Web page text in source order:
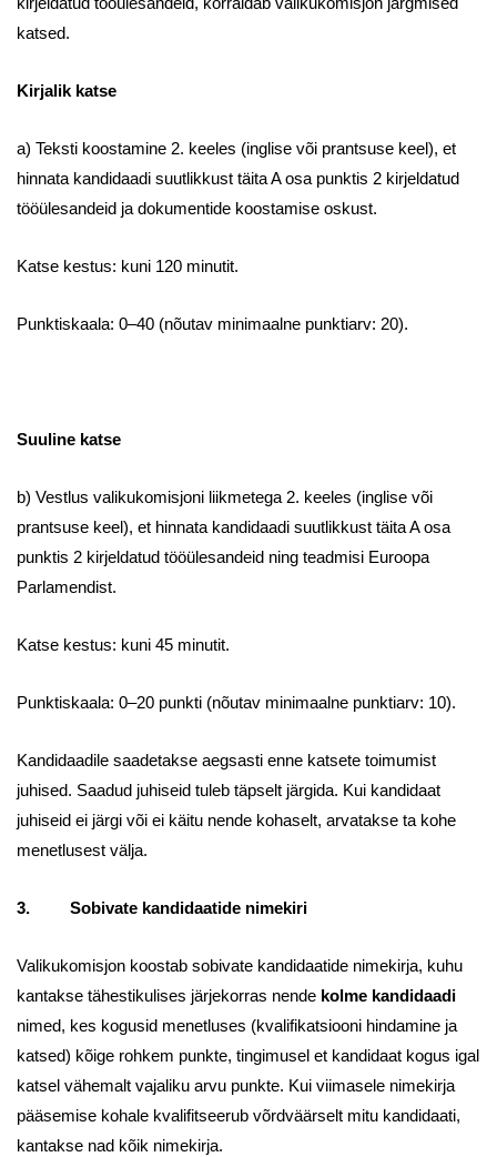
katsed.
Kirjalik katse
a) Teksti koostamine 2. keeles (inglise või prantsuse keel), et
hinnata kandidaadi suutlikkust täita A osa punktis 2 kirjeldatud
tööülesandeid ja dokumentide koostamise oskust.
Katse kestus: kuni 120 minutit.
Punktiskaala: 0–40 (nõutav minimaalne punktiarv: 20).
Suuline katse
b) Vestlus valikukomisjoni liikmetega 2. keeles (inglise või
prantsuse keel), et hinnata kandidaadi suutlikkust täita A osa
punktis 2 kirjeldatud tööülesandeid ning teadmisi Euroopa
Parlamendist.
Katse kestus: kuni 45 minutit.
Punktiskaala: 0–20 punkti (nõutav minimaalne punktiarv: 10).
Kandidaadile saadetakse aegsasti enne katsete toimumist
juhised. Saadud juhiseid tuleb täpselt järgida. Kui kandidaat
juhiseid ei järgi või ei käitu nende kohaselt, arvatakse ta kohe
menetlusest välja.
3. Sobivate kandidaatide nimekiri
Valikukomisjon koostab sobivate kandidaatide nimekirja, kuhu
kantakse tähestikulises järjekorras nende kolme kandidaadi
nimed, kes kogusid menetluses (kvalifikatsiooni hindamine ja
katsed) kõige rohkem punkte, tingimusel et kandidaat kogus igal
katsel vähemalt vajaliku arvu punkte. Kui viimasele nimekirja
pääsemise kohale kvalifitseerub võrdväärselt mitu kandidaati,
kantakse nad kõik nimekirja.